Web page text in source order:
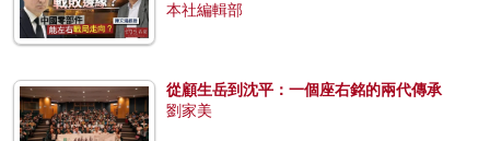
本社編輯部
從顧生岳到沈平：一個座右銘的兩代傳承
劉家美